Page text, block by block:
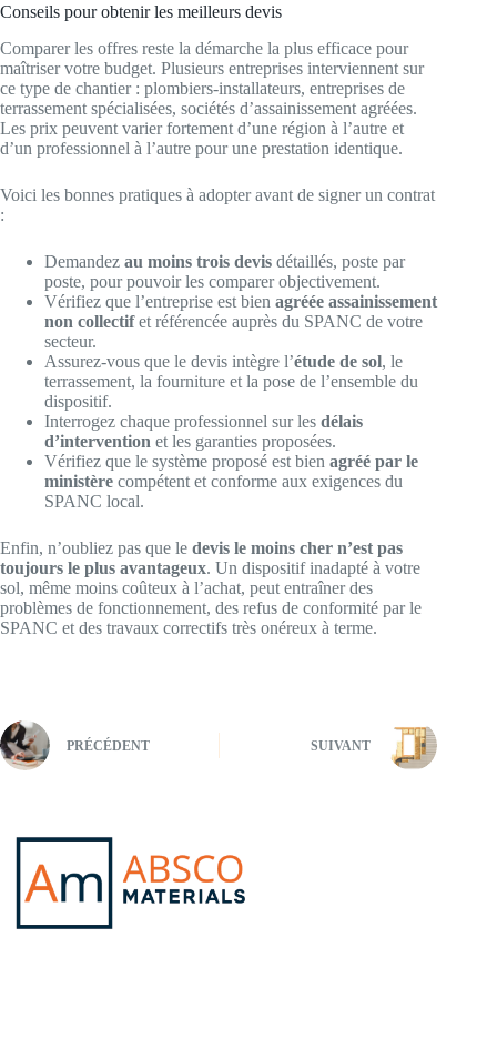
Conseils pour obtenir les meilleurs devis
Comparer les offres reste la démarche la plus efficace pour
maîtriser votre budget. Plusieurs entreprises interviennent sur
ce type de chantier : plombiers-installateurs, entreprises de
terrassement spécialisées, sociétés d’assainissement agréées.
Les prix peuvent varier fortement d’une région à l’autre et
d’un professionnel à l’autre pour une prestation identique.
Voici les bonnes pratiques à adopter avant de signer un contrat
:
Demandez au moins trois devis détaillés, poste par
poste, pour pouvoir les comparer objectivement.
Vérifiez que l’entreprise est bien agréée assainissement
non collectifet référencée auprès du SPANC de votre
secteur.
Assurez-vous que le devis intègre l’étude de sol, le
terrassement, la fourniture et la pose de l’ensemble du
dispositif.
Interrogez chaque professionnel sur les délais
d’intervention et les garanties proposées.
Vérifiez que le système proposé est bien agréé par le
ministère compétent et conforme aux exigences du
SPANC local.
Enfin, n’oubliez pas que le devis le moins cher n’est pas
toujours le plus avantageux. Un dispositif inadapté à votre
sol, même moins coûteux à l’achat, peut entraîner des
problèmes de fonctionnement, des refus de conformité par le
SPANC et des travaux correctifs très onéreux à terme.
PRÉCÉDENT SUIVANT